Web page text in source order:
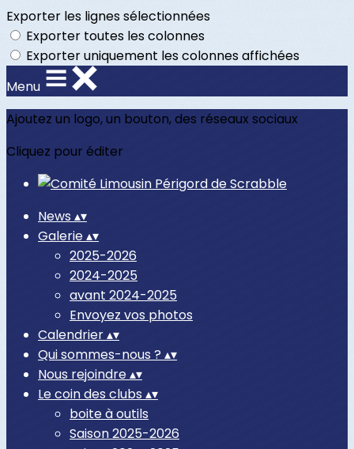
Exporter les lignes sélectionnées
Exporter toutes les colonnes
Exporter uniquement les colonnes affichées
Menu
Ajoutez un logo, un bouton, des réseaux sociaux
Cliquez pour éditer
News ▴▾
Galerie▴▾
2025-2026
2024-2025
avant 2024-2025
Envoyez vos photos
Calendrier▴▾
Qui sommes-nous ? ▴▾
Nous rejoindre▴▾
Le coin des clubs ▴▾
boite à outils
Saison 2025-2026